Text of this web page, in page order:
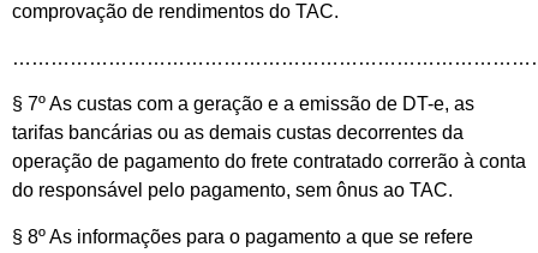
comprovação de rendimentos do TAC.
§ 7º As custas com a geração e a emissão de DT-e, as
tarifas bancárias ou as demais custas decorrentes da
operação de pagamento do frete contratado correrão à conta
do responsável pelo pagamento, sem ônus ao TAC.
§ 8º As informações para o pagamento a que se refere